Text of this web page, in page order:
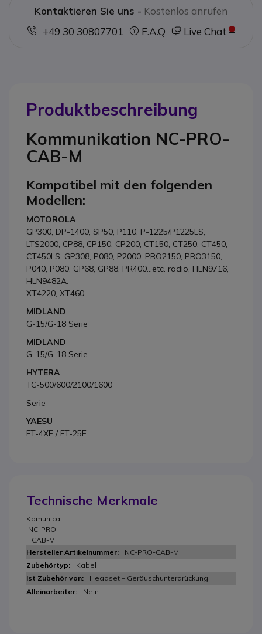
Kontaktieren Sie uns - Kostenlos anrufen
+49 30 30807701
F.A.Q Live Chat
Produktbeschreibung
Kommunikation NC-PRO-
CAB-M
Kompatibel mit den folgenden
Modellen:
MOTOROLA
GP300, DP-1400, SP50, P110, P-1225/P1225LS,
LTS2000, CP88, CP150, CP200, CT150, CT250, CT450,
CT450LS, GP308, P080, P2000, PRO2150, PRO3150,
P040, P080, GP68, GP88, PR400...etc. radio, HLN9716,
HLN9482A.
XT4220, XT460
MIDLAND
G-15/G-18 Serie
MIDLAND
G-15/G-18 Serie
HYTERA
TC-500/600/2100/1600
Serie
YAESU
FT-4XE / FT-25E
Technische Merkmale
Komunica
NC-PRO-
CAB-M
NC-PRO-CAB-M
Kabel
Headset – Geräuschunterdrückung
Nein